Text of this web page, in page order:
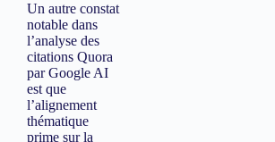
Un autre constat
notable dans
l’analyse des
citations Quora
par Google AI
est que
l’alignement
thématique
prime sur la